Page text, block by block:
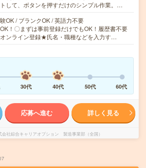
して、ボタンを押すだけのシンプル作業。…
OK / ブランクOK / 英語力不要
！〇まずは事前登録だけでもOK！履歴書不要
ンライン登録★氏名・職種などを入力す…
30代 40代 50代 60代
応募へ進む 詳しく見る
会社綜合キャリアオプション 製造事業部（全国）